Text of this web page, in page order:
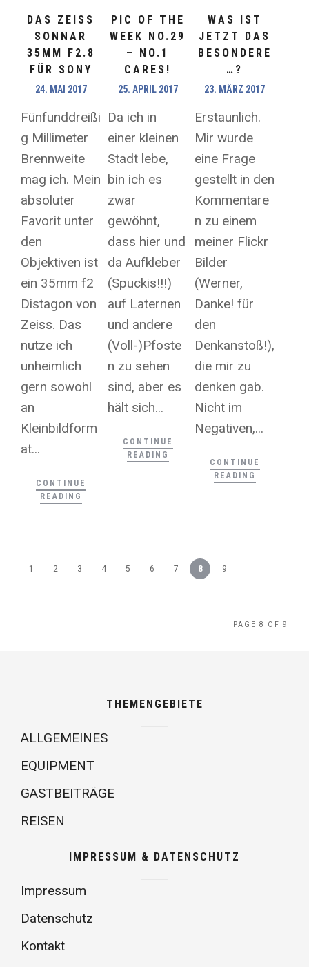
DAS ZEISS
SONNAR
35MM F2.8
FÜR SONY
24. MAI 2017
Fünfunddreißi
g Millimeter
Brennweite
mag ich. Mein
absoluter
Favorit unter
den
Objektiven ist
ein 35mm f2
Distagon von
Zeiss. Das
nutze ich
unheimlich
gern sowohl
an
Kleinbildform
at...
CONTINUE
READING
PIC OF THE
WEEK NO.29
– NO.1
CARES!
25. APRIL 2017
Da ich in
einer kleinen
Stadt lebe,
bin ich es
zwar
gewöhnt,
dass hier und
da Aufkleber
(Spuckis!!!)
auf Laternen
und andere
(Voll-)Pfoste
n zu sehen
sind, aber es
hält sich...
CONTINUE
READING
WAS IST
JETZT DAS
BESONDERE
…?
23. MÄRZ 2017
Erstaunlich.
Mir wurde
eine Frage
gestellt in den
Kommentare
n zu einem
meiner Flickr
Bilder
(Werner,
Danke! für
den
Denkanstoß!),
die mir zu
denken gab.
Nicht im
Negativen,...
CONTINUE
READING
1 2 3 4 5 6 7 8 9
PAGE 8 OF 9
THEMENGEBIETE
ALLGEMEINES
EQUIPMENT
GASTBEITRÄGE
REISEN
IMPRESSUM & DATENSCHUTZ
Impressum
Datenschutz
Kontakt